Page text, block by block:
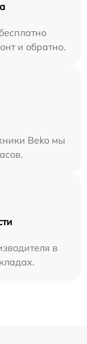
и обратно.
Beko мы
в